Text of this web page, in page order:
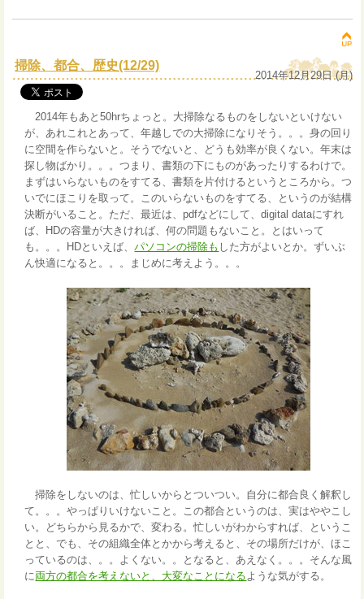
掃除、都合、歴史(12/29)
2014年12月29日 (月)
2014年もあと50hrちょっと。大掃除なるものをしないといけない
が、あれこれとあって、年越しでの大掃除になりそう。。。身の回り
に空間を作らないと。そうでないと、どうも効率が良くない。年末は
探し物ばかり。。。つまり、書類の下にものがあったりするわけで。
まずはいらないものをすてる、書類を片付けるというところから。つ
いでにほこりを取って。このいらないものをすてる、というのが結構
決断がいること。ただ、最近は、pdfなどにして、digital dataにすれ
ば、HDの容量が大きければ、何の問題もないこと。とはいって
も。。。HDといえば、パソコンの掃除も した方がよいとか。ずいぶ
ん快適になると。。。まじめに考えよう。。。
掃除をしないのは、忙しいからとついつい。自分に都合良く解釈し
て。。。やっぱりいけないこと。この都合というのは、実はややこし
い。どちらから見るかで、変わる。忙しいがわからすれば、というこ
とと、でも、その組織全体とかから考えると、その場所だけが、ほこ
っているのは、。。よくない。。となると、あえなく。。。そんな風
に両方の都合を考えないと、大変なことになるような気がする。